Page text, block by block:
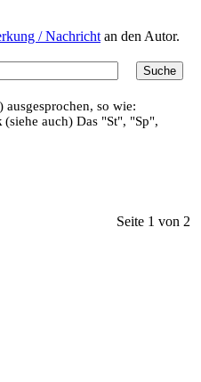
/ Nachricht an den Autor.
so wie:
(siehe auch) Das "St", "Sp",
Seite 1 von 2